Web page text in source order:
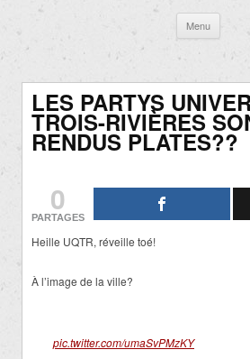
Menu
LES PARTYS
TROIS-RIVIÈRES
RENDUS PLATES??
0
PARTAGES
Heille UQTR, réveille toé!
À l’image de la ville?
pic.twitter.com/umaSvPMzKY